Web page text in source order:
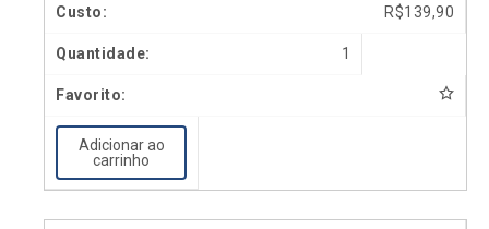
R$139,90
1
Adicionar ao
carrinho